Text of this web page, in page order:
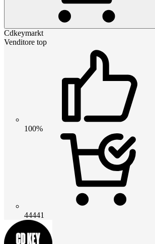
Cdkeymarkt
Venditore top
100%
44441